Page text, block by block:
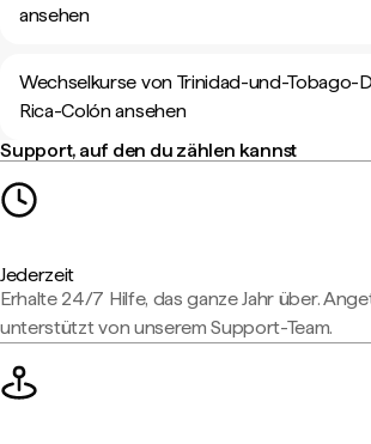
ansehen
Wechselkurse von Trinidad-und-Tobago-
Rica-Colón ansehen
Support, auf den du zählen kannst
Jederzeit
Erhalte 24/7 Hilfe, das ganze Jahr über.
unterstützt von unserem Support-Team.